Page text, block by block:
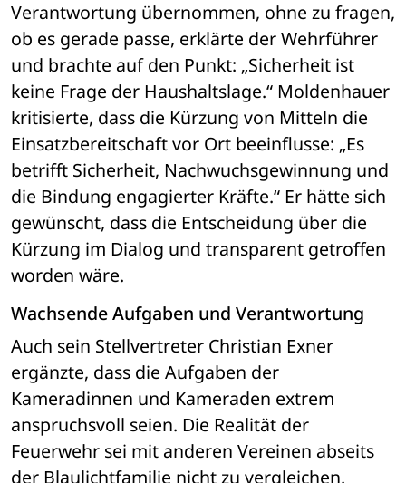
Verantwortung übernommen, ohne zu fragen,
ob es gerade passe, erklärte der Wehrführer
und brachte auf den Punkt: „Sicherheit ist
keine Frage der Haushaltslage.“ Moldenhauer
kritisierte, dass die Kürzung von Mitteln die
Einsatzbereitschaft vor Ort beeinflusse: „Es
betrifft Sicherheit, Nachwuchsgewinnung und
die Bindung engagierter Kräfte.“ Er hätte sich
gewünscht, dass die Entscheidung über die
Kürzung im Dialog und transparent getroffen
worden wäre.
Wachsende Aufgaben und Verantwortung
Auch sein Stellvertreter Christian Exner
ergänzte, dass die Aufgaben der
Kameradinnen und Kameraden extrem
anspruchsvoll seien. Die Realität der
Feuerwehr sei mit anderen Vereinen abseits
der Blaulichtfamilie nicht zu vergleichen.